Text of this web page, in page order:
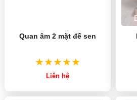
Quan âm 2 mặt đế sen
Liên hệ